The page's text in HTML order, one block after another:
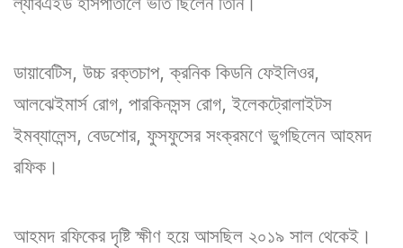
ডায়াবেটিস, উচ্চ রক্তচাপ, ক্রনিক কিডনি ফেইলিওর,
আলঝেইমার্স রোগ, পারকিনসন্স রোগ, ইলেকট্রোলাইটস
ইমব্যালেন্স, বেডশোর, ফুসফুসের সংক্রমণে ভুগছিলেন আহমদ
রফিক।
আহমদ রফিকের দৃষ্টি ক্ষীণ হয়ে আসছিল ২০১৯ সাল থেকেই।